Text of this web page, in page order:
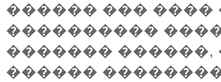
������ ��� ����
����������
������� ������,
������